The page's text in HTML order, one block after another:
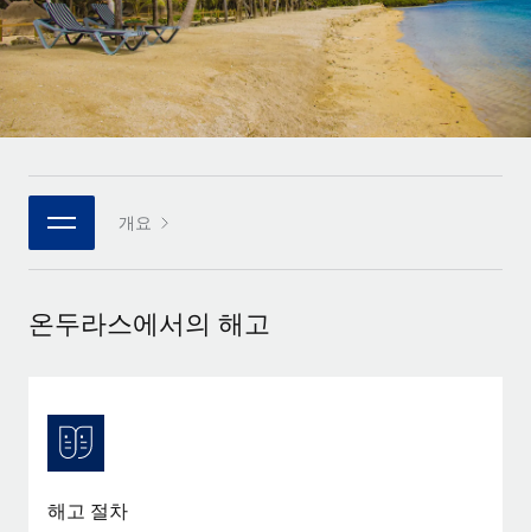
플랫폼
팀을 위한 통합된 핵심 HR 기능
연결 새로운
통합
핵심 비즈니스 도구로 프로세스를 간소화
전문가 상담
신원 조사
채용 후보자 심사 프로세스 간소화
Compliance Watchtower
엔터프라이즈
대기업을 위한 글로벌 HR
REMOTE 파트너 되기
플랫폼에 글로벌 HR을 유연하게 통합
Remote와의 파트너십 기회 탐색
Remote Build 곧 제공 예정
사례 연구
HR 용어집
체크리스트 및 템플릿
직무 설명 라이브러리
이벤트
급여 및 인재 인사이트
모든 리소스 보기
Italiano
Português (Portugal)
한국어
개요
온두라스에서의 해고
해고 절차